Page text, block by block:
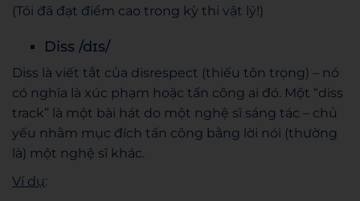
(Tôi đã đạt điểm cao trong kỳ thi vật lý!)
Diss /dɪs/
Diss là viết tắt của disrespect (thiếu tôn trọng) – nó
có nghĩa là xúc phạm hoặc tấn công ai đó. Một “diss
track” là một bài hát do một nghệ sĩ sáng tác – chủ
yếu nhằm mục đích tấn công bằng lời nói (thường
là) một nghệ sĩ khác.
Ví dụ: